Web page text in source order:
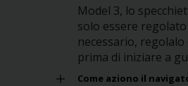
Model 3, lo
solo essere
necessario, regolalo
prima di iniziare a
Come aziono il